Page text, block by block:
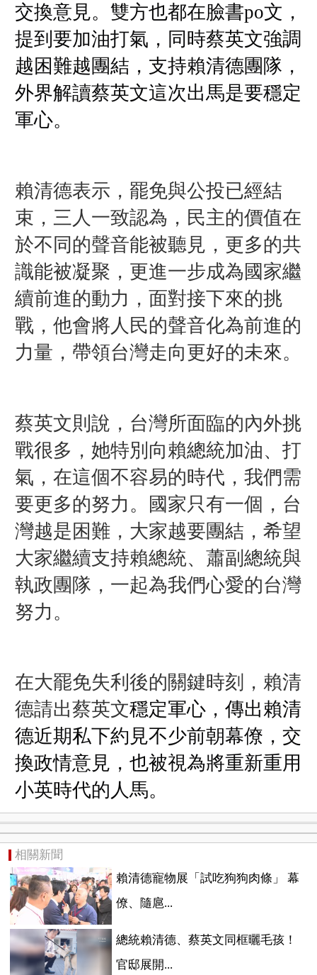
交換意見。 雙方也都在臉書po文，
提到要加油打氣， 同時蔡英文強調
越困難越團結，支持賴清德團隊，
外界解讀蔡英文這次出馬是要穩定
軍心。
賴清德表示，罷免與公投已經結
束，三人一致認為，民主的價值在
於不同的聲音能被聽見，更多的共
識能被凝聚，更進一步成為國家繼
續前進的動力，面對接下來的挑
戰，他會將人民的聲音化為前進的
力量，帶領台灣走向更好的未來。
蔡英文則說，台灣所面臨的內外挑
戰很多，她特別向賴總統加油、打
氣，在這個不容易的時代，我們需
要更多的努力。
國家只有一個，台
灣越是困難，大家越要團結， 希望
大家繼續支持賴總統、蕭副總統與
執政團隊，一起為我們心愛的台灣
努力。
在大罷免失利後的關鍵時刻， 賴清
德請出蔡英文穩定軍心， 傳出賴清
德近期私下約見不少前朝幕僚，交
換政情意見，也被視為將重新重用
小英時代的人馬。
相關新聞
賴清德寵物展「試吃狗狗肉條」 幕
僚、隨扈...
總統賴清德、蔡英文同框曬毛孩！
官邸展開...